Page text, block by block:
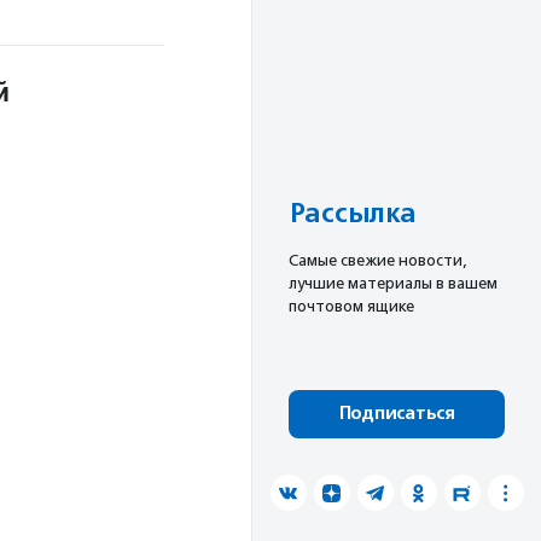
Рассылка
Cамые свежие новости,
лучшие материалы в вашем
почтовом ящике
Подписаться